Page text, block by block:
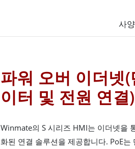
사양
파워 오버 이더넷
이터 및 전원 연결)
Winmate의 S 시리즈 HMI는 이더넷을
화된 연결 솔루션을 제공합니다. PoE